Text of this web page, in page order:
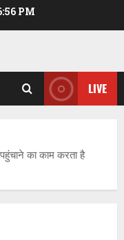
PM
LIVE
का काम करता है